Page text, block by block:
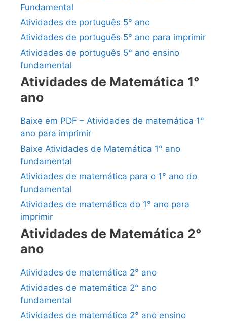
Fundamental
Atividades de português 5° ano
Atividades de português 5° ano para imprimir
Atividades de português 5° ano ensino
fundamental
Atividades de Matemática 1°
ano
Baixe em PDF – Atividades de matemática 1°
ano para imprimir
Baixe Atividades de Matemática 1° ano
fundamental
Atividades de matemática para o 1° ano do
fundamental
Atividades de matemática do 1° ano para
imprimir
Atividades de Matemática 2°
ano
Atividades de matemática 2° ano
Atividades de matemática 2° ano
fundamental
Atividades de matemática 2° ano ensino